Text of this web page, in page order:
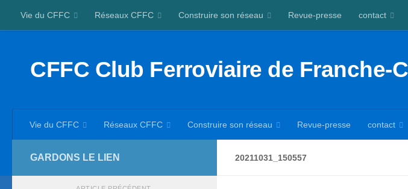
Skip to content
Vie du CFFC Réseaux CFFC Construire son réseau Revue-presse contact
CFFC Club Ferroviaire de Franche-
Vie du CFFC Réseaux CFFC Construire son réseau Revue-presse contact
20211031_150557
GARDONS LE LIEN